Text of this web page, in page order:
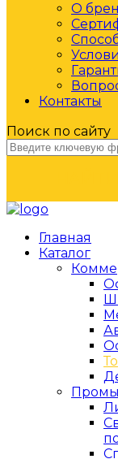
О
Контакты
Поиск по сайту
Главная
Каталог